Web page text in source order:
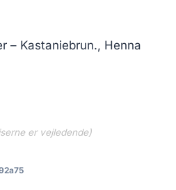
– Kastaniebrun., Henna
er vejledende)